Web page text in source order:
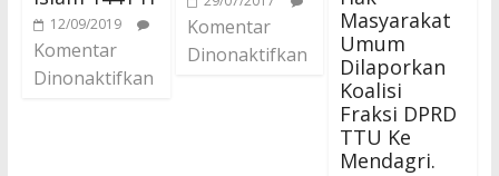
12/09/2019
Komentar
Dinonaktifkan
Komentar
Dinonaktifkan
Masyarakat
Umum
Dilaporkan
Koalisi
Fraksi DPRD
TTU Ke
Mendagri.